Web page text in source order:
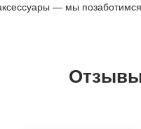
— мы позаботимся
Отзывы